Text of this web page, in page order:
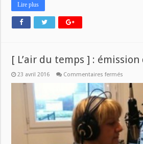
Lire plus
[ L’air du temps ] :
23 avril 2016 Commentaires fermés
L’air
temps
du
25
avril